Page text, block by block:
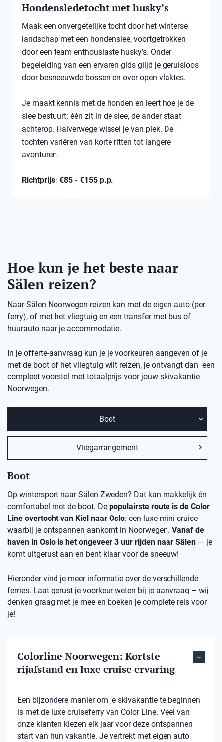
Hondensledetocht met husky’s
Maak een onvergetelijke tocht door het winterse
landschap met een hondenslee, voortgetrokken
door een team enthousiaste husky’s. Onder
begeleiding van een ervaren gids glijd je geruisloos
door besneeuwde bossen en over open vlaktes.
Je maakt kennis met de honden en leert hoe je de
slee bestuurt: één zit in de slee, de ander staat
achterop. Halverwege wissel je van plek. De
tochten variëren van korte ritten tot langere
avonturen.
Richtprijs: €85 - €155 p.p.
Hoe kun je het beste naar
Sälen reizen?
Naar Sälen Noorwegen reizen kan met de eigen auto (per
ferry), of met het vliegtuig en een transfer met bus of
huurauto naar je accommodatie.
In je offerte-aanvraag kun je je voorkeuren aangeven of je
met de boot of het vliegtuig wilt reizen, je ontvangt dan een
compleet voorstel met totaalprijs voor jouw skivakantie
Noorwegen.
Boot
Vliegarrangement
Boot
Op wintersport naar Sälen Zweden? Dat kan makkelijk én
comfortabel met de boot. De populairste route is de Color
Line overtocht van Kiel naar Oslo: een luxe mini-cruise
waarbij je ontspannen aankomt in Noorwegen. Vanaf de
haven in Oslo is het ongeveer 3 uur rijden naar Sälen — je
komt uitgerust aan en bent klaar voor de sneeuw!
Hieronder vind je meer informatie over de verschillende
ferries. Laat gerust je voorkeur weten bij je aanvraag – wij
denken graag met je mee en boeken je complete reis voor
je!
Colorline Noorwegen: Kortste
rijafstand en luxe cruise ervaring
Een bijzondere manier om je skivakantie te beginnen
is met de luxe cruiseferry van Color Line. Veel van
onze klanten kiezen elk jaar voor deze ontspannen
start van hun vakantie. Je vertrekt met eigen auto